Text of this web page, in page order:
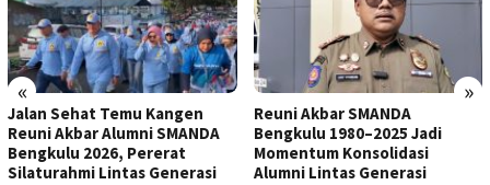
« »
Jalan Sehat Temu Kangen
Reuni Akbar Alumni SMANDA
Bengkulu 2026, Pererat
Silaturahmi Lintas Generasi
Reuni Akbar SMANDA
Bengkulu 1980–2025 Jadi
Momentum Konsolidasi
Alumni Lintas Generasi